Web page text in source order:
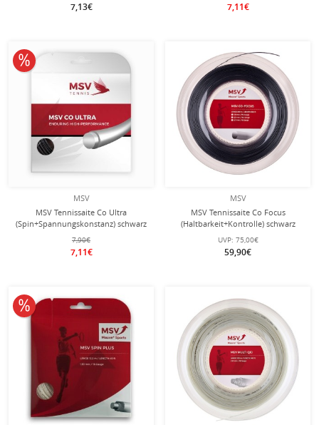
7,13€ 7,11€
MSV
MSV Tennissaite Co Ultra
(Spin+Spannungskonstanz) schwarz
12m Set
7,90€
7,11€
10% reduziert
MSV
MSV Tennissaite Co Focus
(Haltbarkeit+Kontrolle) schwarz
200m Rolle
UVP: 75,00€
59,90€
10% reduziert